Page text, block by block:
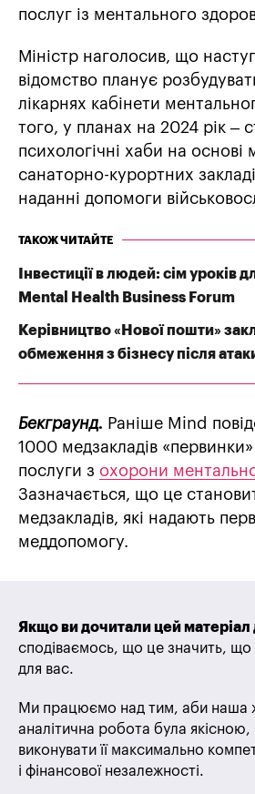
послуг із ментального
Міністр наголосив, що
відомство планує
лікарнях кабінети
того, у планах на 2024 рік –
психологічні хаби на основі
санаторно-курортних
наданні допомоги
ТАКОЖ ЧИТАЙТЕ
Інвестиції в людей: сім уроків
Mental Health Business Forum
Керівництво «Нової пошти»
обмеження з бізнесу після
Бекграунд. Раніше Mind
1000 медзакладів
послуги з охорони
Зазначається, що це
медзакладів, які надають
меддопомогу.
Якщо ви дочитали цей матеріал
сподіваємось, що це значить, що
для вас.
Ми працюємо над тим, аби наша
аналітична робота була якісною,
виконувати її максимально
і фінансової незалежності.